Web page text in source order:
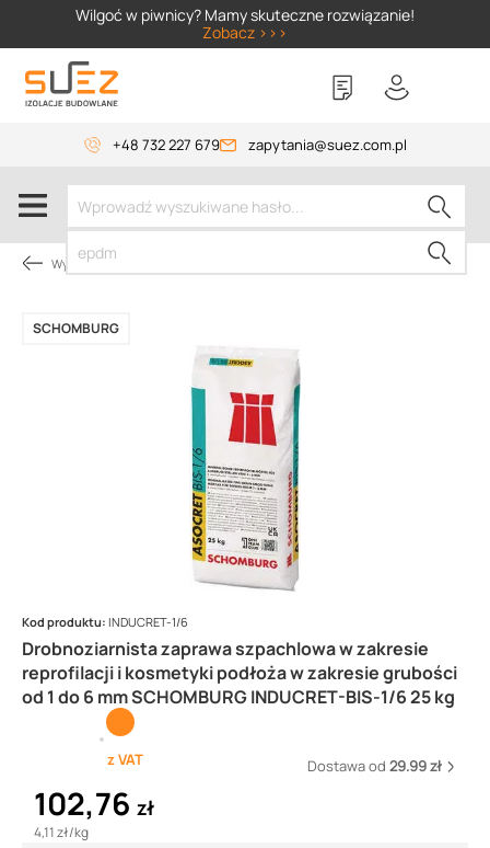
Wilgoć w piwnicy? Mamy skuteczne rozwiązanie!
Zobacz >>>
+48 732 227 679 zapytania@suez.com.pl
Wylewki, materiały do betonu
Drobnoziarnista zaprawa szpachlowa w zakresie
reprofilacji i kosmetyki podłoża w zakresie grubości
od 1 do 6 mm SCHOMBURG INDUCRET-BIS-1/6 25 kg
SCHOMBURG
Kod produktu: INDUCRET-1/6
z VAT Dostawa od 29.99 zł
102,76 zł
4,11 zł/kg